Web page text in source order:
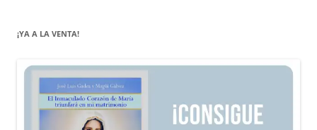
¡YA A LA VENTA!